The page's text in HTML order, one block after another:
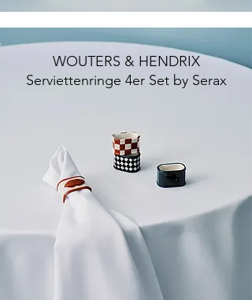
WOUTERS & HENDRIX
Serviettenringe 4er Set by Serax